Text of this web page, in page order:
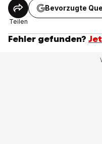
Teilen
Bevorzugte
Fehler gefunden?